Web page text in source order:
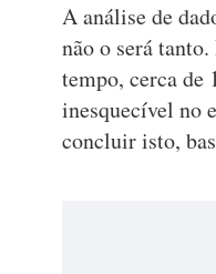
A análise de
não o será
tempo, cerca de
inesquecível no
concluir isto,